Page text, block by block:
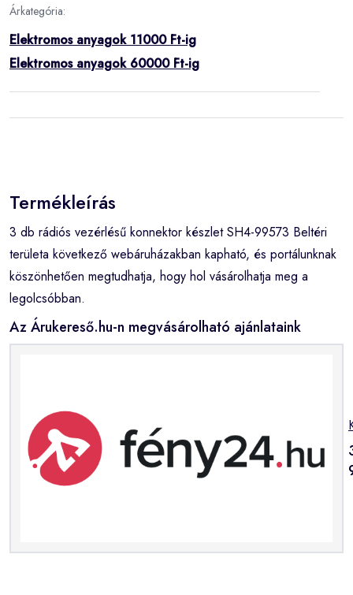
Árkategória:
Elektromos anyagok 11000 Ft-ig
Elektromos anyagok 60000 Ft-ig
Termékleírás
3 db rádiós vezérlésű konnektor készlet SH4-99573 Beltéri
területa következő webáruházakban kapható, és portálunknak
köszönhetően megtudhatja, hogy hol vásárolhatja meg a
legolcsóbban.
Az Árukereső.hu-n megvásárolható ajánlataink